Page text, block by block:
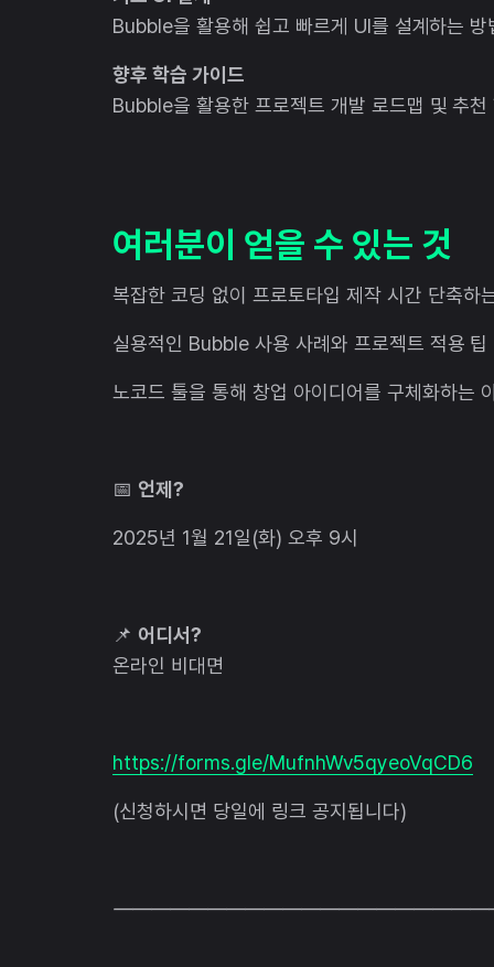
Bubble을 활용해 쉽고 빠르게 UI를 설계하는 방
향후 학습 가이드
Bubble을 활용한 프로젝트 개발 로드맵 및 추천
여러분이 얻을 수 있는 것
복잡한 코딩 없이 프로토타입 제작 시간 단축하
실용적인 Bubble 사용 사례와 프로젝트 적용 팁
노코드 툴을 통해 창업 아이디어를 구체화하는
📅 언제?
2025년 1월 21일(화) 오후 9시
📌 어디서?
온라인 비대면
https://forms.gle/MufnhWv5qyeoVqCD6
(신청하시면 당일에 링크 공지됩니다)